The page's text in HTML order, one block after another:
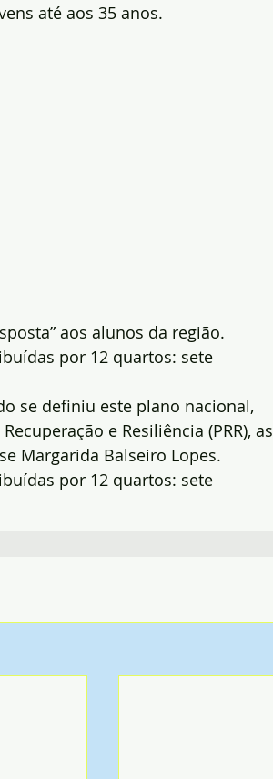
até aos 35 anos.
aos alunos da região.
por 12 quartos: sete
se definiu este plano nacional,
e Resiliência (PRR), as
Margarida Balseiro Lopes.
por 12 quartos: sete